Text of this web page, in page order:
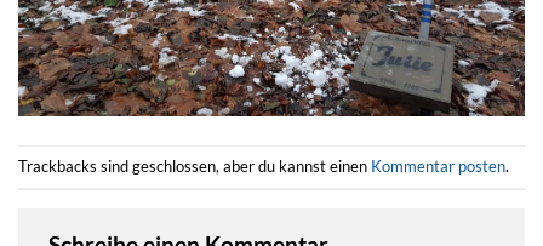
Trackbacks sind geschlossen, aber du kannst einen Kommentar posten.